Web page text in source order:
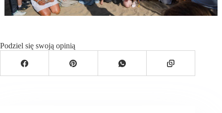
Podziel się swoją opinią